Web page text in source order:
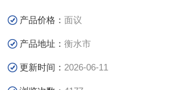
产品价格：面议
产品地址：衡水市
更新时间： 2026-06-11